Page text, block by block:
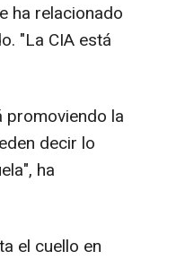
ha relacionado
"La CIA está
promoviendo la
decir lo
ha
el cuello en